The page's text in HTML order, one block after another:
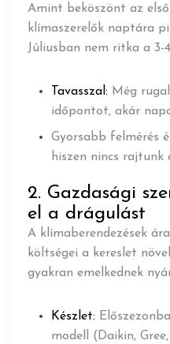
Amint beköszönt az
klímaszerelők naptára
Júliusban nem ritka a 3-
Tavasszal: Még
időpontot, akár
Gyorsabb felmérés
hiszen nincs rajtunk
2. Gazdasági
el a drágulást
A klímaberendezések
költségei a kereslet
gyakran emelkednek
Készlet:
modell (Daikin,